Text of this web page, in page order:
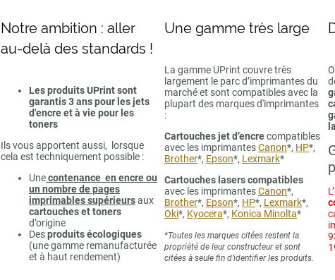
Notre ambition : aller
au-delà des standards !
Les produits UPrint sont
garantis 3 ans pour les jets
d'encre et à vie pour les
toners
Ils vous apportent aussi, lorsque
cela est techniquement possible :
Unecontenance en encre ou
un nombre de pages
imprimables supérieursaux
cartouches et toners
d’origine
Desproduits écologiques
(une gamme remanufacturée
et à haut rendement)
Une gamme très large
La gamme UPrint couvre très
largement le parc d’imprimantes du
marché et sont compatibles avec la
plupart des marques d'imprimantes
:
Cartouches jet d’encrecompatibles
avec les imprimantesCanon*, HP*,
Brother*, Epson*, Lexmark*
Cartouches lasers compatibles
avec les imprimantesCanon*,
Brother*, Epson*, HP*, Lexmark*,
Oki*, Kyocera*, Konica Minolta*
*Toutes les marques citées restent la
propriété de leur constructeur et sont
citées à seule fin d’identifier les produits.